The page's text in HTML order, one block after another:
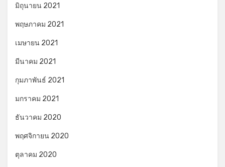
มิถุนายน 2021
พฤษภาคม 2021
เมษายน 2021
มีนาคม 2021
กุมภาพันธ์ 2021
มกราคม 2021
ธันวาคม 2020
พฤศจิกายน 2020
ตุลาคม 2020